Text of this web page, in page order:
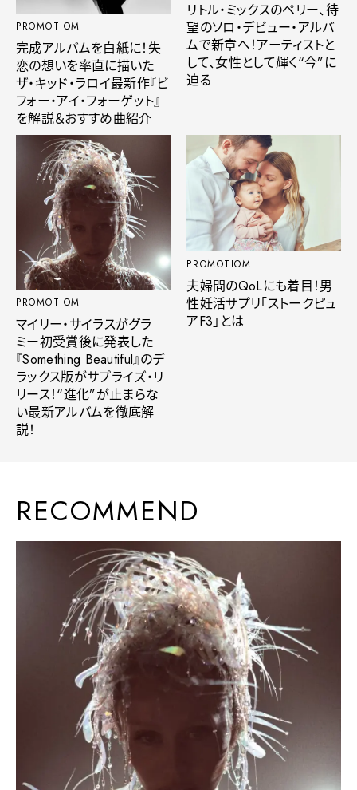
PROMOTIOM
完成アルバムを白紙に！失
恋の想いを率直に描いた
ザ・キッド・ラロイ最新作『ビ
フォー・アイ・フォーゲット』
を解説＆おすすめ曲紹介
リトル・ミックスのペリー、待
望のソロ・デビュー・アルバ
ムで新章へ！アーティストと
して、女性として輝く“今”に
迫る
PROMOTIOM
マイリー・サイラスがグラ
ミー初受賞後に発表した
『Something Beautiful』のデ
ラックス版がサプライズ・リ
リース！“進化”が止まらな
い最新アルバムを徹底解
説！
PROMOTIOM
夫婦間のQoLにも着目！男
性妊活サプリ「ストークピュ
アF3」とは
RECOMMEND